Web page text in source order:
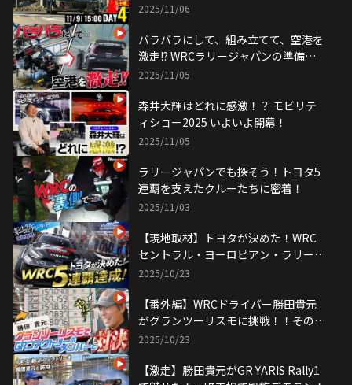
2025/11/06
バラバラにして、組み立てて、空港を
激走!? WRCラリージャパンの準備を
追う！
2025/11/05
森井大輝はどれに感激！？ モビリテ
ィショー2025 いよいよ開幕！
2025/11/05
ラリージャパンでも探そう！トヨタ5
連覇を支えたクルーたちに密着！
2025/11/03
【現地取材】トヨタが決めた！WRC
セントラル・ヨーロピアン・ラリーで
5連覇達成！
2025/10/23
【番外編】WRCドライバー勝田貴元
がグランツーリスモに挑戦！！その腕
前は！？
2025/10/23
【激走】勝田貴元がGR YARIS Rally1